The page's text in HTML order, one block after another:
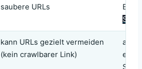
saubere URLs
kann URLs gezielt vermeiden
(kein crawlbarer Link)
alle